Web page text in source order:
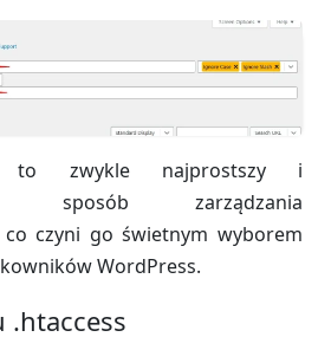
to zwykle najprostszy i
sposób zarządzania
czyni go świetnym wyborem
WordPress.
.htaccess